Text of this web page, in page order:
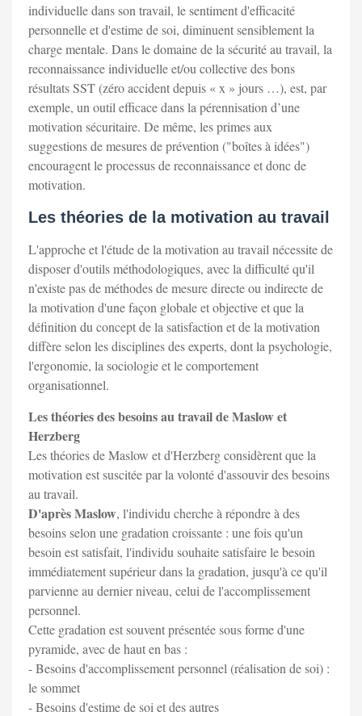
individuelle dans son travail, le sentiment d'efficacité
personnelle et d'estime de soi, diminuent sensiblement la
charge mentale. Dans le domaine de la sécurité au travail, la
reconnaissance individuelle et/ou collective des bons
résultats SST (zéro accident depuis « x » jours …), est, par
exemple, un outil efficace dans la pérennisation d’une
motivation sécuritaire. De même, les primes aux
suggestions de mesures de prévention ("boîtes à idées")
encouragent le processus de reconnaissance et donc de
motivation.
Les théories de la motivation au travail
L'approche et l'étude de la motivation au travail nécessite de
disposer d'outils méthodologiques, avec la difficulté qu'il
n'existe pas de méthodes de mesure directe ou indirecte de
la motivation d'une façon globale et objective et que la
définition du concept de la satisfaction et de la motivation
diffère selon les disciplines des experts, dont la psychologie,
l'ergonomie, la sociologie et le comportement
organisationnel.
Les théories des besoins au travail de Maslow et
Herzberg
Les théories de Maslow et d'Herzberg considèrent que la
motivation est suscitée par la volonté d'assouvir des besoins
au travail.
D'après Maslow, l'individu cherche à répondre à des
besoins selon une gradation croissante : une fois qu'un
besoin est satisfait, l'individu souhaite satisfaire le besoin
immédiatement supérieur dans la gradation, jusqu'à ce qu'il
parvienne au dernier niveau, celui de l'accomplissement
personnel.
Cette gradation est souvent présentée sous forme d'une
pyramide, avec de haut en bas :
- Besoins d'accomplissement personnel (réalisation de soi) :
le sommet
- Besoins d'estime de soi et des autres